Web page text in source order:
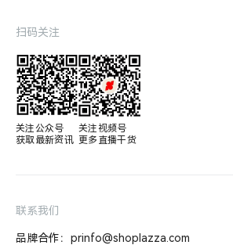
扫码关注
关注公众号
获取最新资讯
关注视频号
更多直播干货
联系我们
品牌合作：prinfo@shoplazza.com